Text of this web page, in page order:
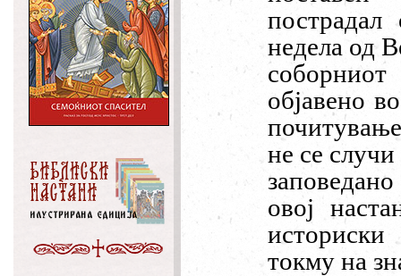
недела од
објавено
не се
заповедано
овој
токму на